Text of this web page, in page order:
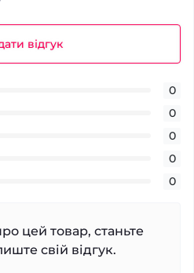
відгук
0
0
0
0
0
цей товар, станьте
свій відгук.